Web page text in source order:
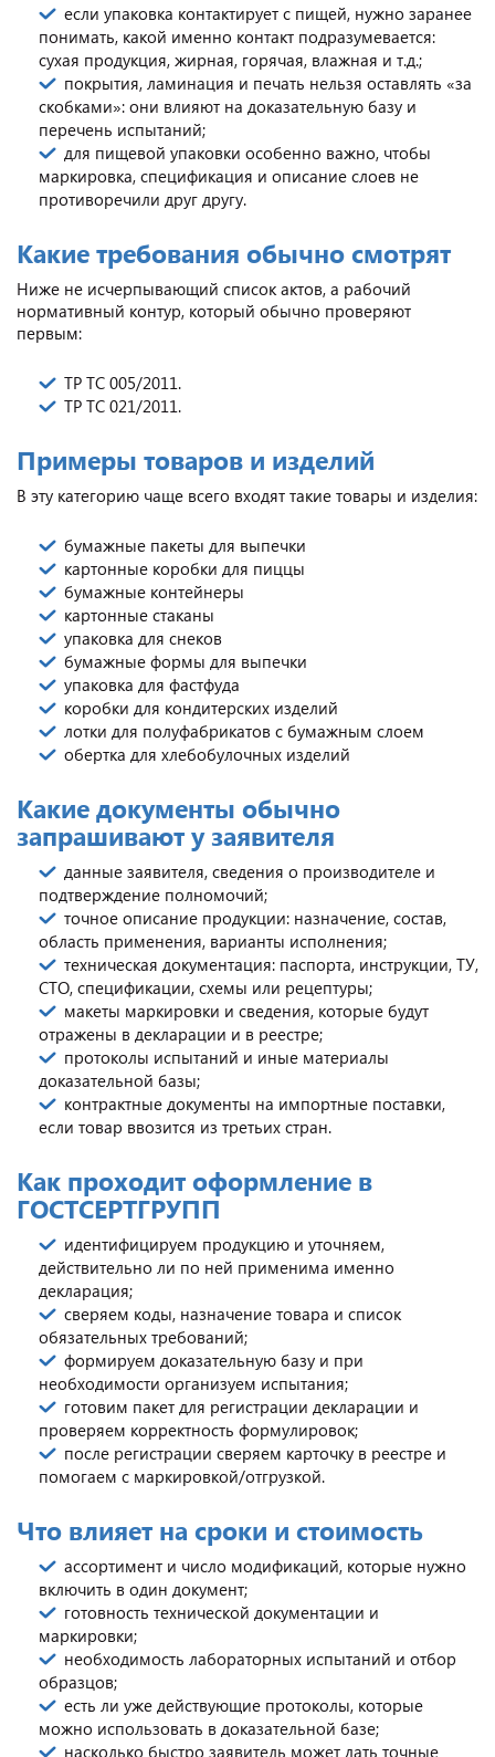
если упаковка контактирует с пищей, нужно заранее
понимать, какой именно контакт подразумевается:
сухая продукция, жирная, горячая, влажная и т.д.;
покрытия, ламинация и печать нельзя оставлять «за
скобками»: они влияют на доказательную базу и
перечень испытаний;
для пищевой упаковки особенно важно, чтобы
маркировка, спецификация и описание слоев не
противоречили друг другу.
Какие требования обычно смотрят
Ниже не исчерпывающий список актов, а рабочий
нормативный контур, который обычно проверяют
первым:
ТР ТС 005/2011.
ТР ТС 021/2011.
Примеры товаров и изделий
В эту категорию чаще всего входят такие товары и изделия:
бумажные пакеты для выпечки
картонные коробки для пиццы
бумажные контейнеры
картонные стаканы
упаковка для снеков
бумажные формы для выпечки
упаковка для фастфуда
коробки для кондитерских изделий
лотки для полуфабрикатов с бумажным слоем
обертка для хлебобулочных изделий
Какие документы обычно
запрашивают у заявителя
данные заявителя, сведения о производителе и
подтверждение полномочий;
точное описание продукции: назначение, состав,
область применения, варианты исполнения;
техническая документация: паспорта, инструкции, ТУ,
СТО, спецификации, схемы или рецептуры;
макеты маркировки и сведения, которые будут
отражены в декларации и в реестре;
протоколы испытаний и иные материалы
доказательной базы;
контрактные документы на импортные поставки,
если товар ввозится из третьих стран.
Как проходит оформление в
ГОСТСЕРТГРУПП
идентифицируем продукцию и уточняем,
действительно ли по ней применима именно
декларация;
сверяем коды, назначение товара и список
обязательных требований;
формируем доказательную базу и при
необходимости организуем испытания;
готовим пакет для регистрации декларации и
проверяем корректность формулировок;
после регистрации сверяем карточку в реестре и
помогаем с маркировкой/отгрузкой.
Что влияет на сроки и стоимость
ассортимент и число модификаций, которые нужно
включить в один документ;
готовность технической документации и
маркировки;
необходимость лабораторных испытаний и отбор
образцов;
есть ли уже действующие протоколы, которые
можно использовать в доказательной базе;
насколько быстро заявитель может дать точные